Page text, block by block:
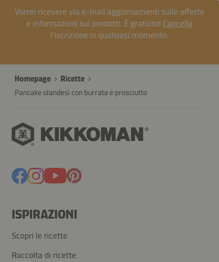
Vorrei ricevere via e-mail aggiornamenti sulle offerte
e informazioni sui prodotti. È gratuito! Cancella
l'iscrizione in qualsiasi momento.
Homepage
Ricette
Pancake olandesi con burrata e prosciutto
ISPIRAZIONI
Scopri le ricette
Raccolta di ricette